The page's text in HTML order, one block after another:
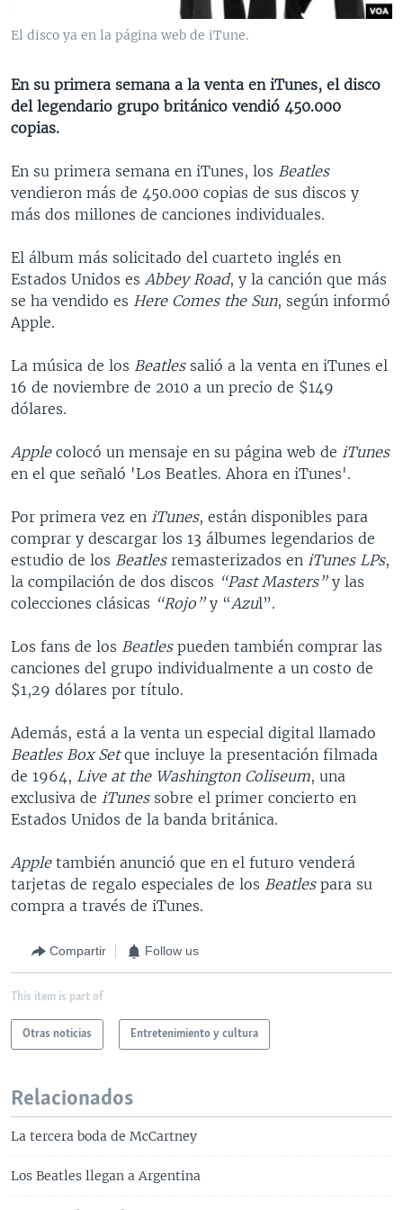
TECNOLOGÍA
DEPORTES
FOTOGRAFÍA
AUDIOS
EL MUNDO AL DÍA
FORO INTERAMERICANO
LAS CLAVES
PANORAMA
RADIO
AVANCE INFORMATIVO
BUENOS DÍAS AMÉRICA
ESTADOS UNIDOS AL DÍA
FORO [RADIO]
DEPORTIVO INTERNACIONAL
ENTRETENIMIENTO
DIRECT
Learning English
Idiomas
El disco ya en la página web de iTune.
En su primera semana a la venta en iTunes, el disco
del legendario grupo británico vendió 450.000
copias.
En su primera semana en iTunes, los Beatles
vendieron más de 450.000 copias de sus discos y
más dos millones de canciones individuales.
El álbum más solicitado del cuarteto inglés en
Estados Unidos es Abbey Road, y la canción que más
se ha vendido es Here Comes the Sun, según informó
Apple.
La música de los Beatles salió a la venta en iTunes el
16 de noviembre de 2010 a un precio de $149
dólares.
Applecolocó un mensaje en su página web de iTunes
en el que señaló 'Los Beatles. Ahora en iTunes'.
Por primera vez en iTunes, están disponibles para
comprar y descargar los 13 álbumes legendarios de
estudio de los Beatlesremasterizados en iTunes LPs,
la compilación de dos discos “Past Masters”y las
colecciones clásicas “Rojo”y “Azul”.
Los fans de los Beatles pueden también comprar las
canciones del grupo individualmente a un costo de
$1,29 dólares por título.
Además, está a la venta un especial digital llamado
Beatles Box Setque incluye la presentación filmada
de 1964, Live at the Washington Coliseum, una
exclusiva de iTunessobre el primer concierto en
Estados Unidos de la banda británica.
Appletambién anunció que en el futuro venderá
tarjetas de regalo especiales de los Beatlespara su
compra a través de iTunes.
Compartir Follow us
This item is part of
Otras noticias Entretenimiento y cultura
Relacionados
La tercera boda de McCartney
Los Beatles llegan a Argentina